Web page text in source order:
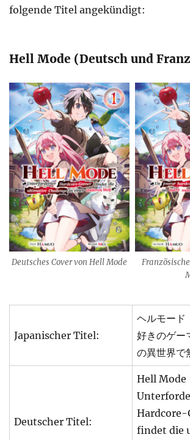
folgende Titel angekündigt:
Hell Mode (Deutsch und
Deutsches Cover von Hell Mode
Japanischer Titel:
ヘルモー
好きのゲー
の異世界で
Deutscher Titel:
Hell Mode
Hardcore-
findet die